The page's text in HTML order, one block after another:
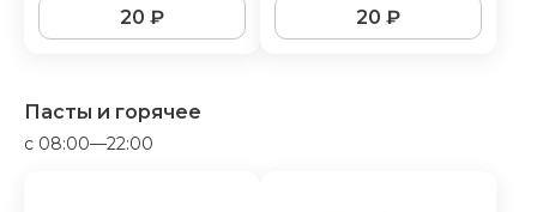
20 ₽ 20 ₽
Пасты и горячее
c 08:00—22:00